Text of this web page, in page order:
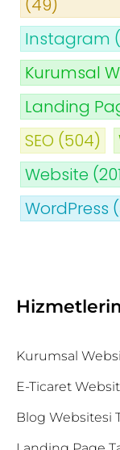
(49)
Instagram
Kurumsal
Landing
SEO (504)
Website
WordPress
Kurumsal
E-Ticaret
Blog Websitesi